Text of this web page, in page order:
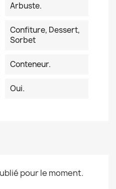
Arbuste.
Confiture, Dessert,
Sorbet
Conteneur.
Oui.
pour le moment.